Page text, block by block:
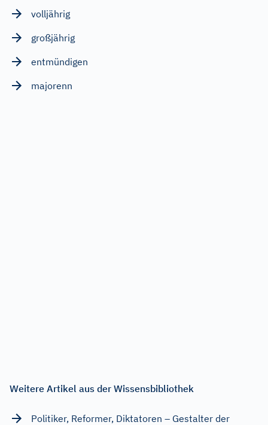
volljährig
großjährig
entmündigen
majorenn
Weitere Artikel aus der Wissensbibliothek
Politiker, Reformer, Diktatoren – Gestalter der